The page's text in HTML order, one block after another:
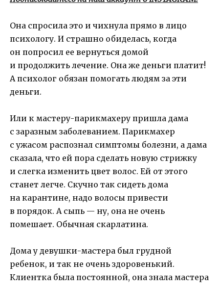
Она спросила это и чихнула прямо в лицо
психологу. И страшно обиделась, когда
он попросил ее вернуться домой
и продолжить лечение. Она же деньги платит!
А психолог обязан помогать людям за эти
деньги.
Или к мастеру-парикмахеру пришла дама
с заразным заболеванием. Парикмахер
с ужасом распознал симптомы болезни, а дама
сказала, что ей пора сделать новую стрижку
и слегка изменить цвет волос. Ей от этого
станет легче. Скучно так сидеть дома
на карантине, надо волосы привести
в порядок. А сыпь — ну, она не очень
помешает. Обычная скарлатина.
Дома у девушки-мастера был грудной
ребенок, и так не очень здоровенький.
Клиентка была постоянной, она знала мастера